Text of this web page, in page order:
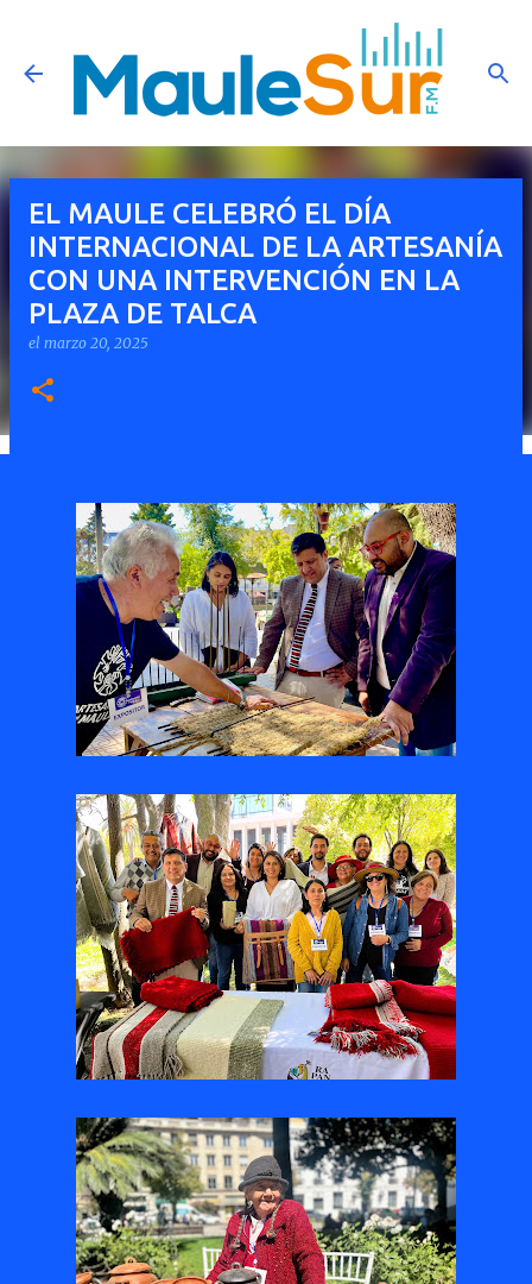
Ir al contenido principal
EL MAULE CELEBRÓ EL DÍA
INTERNACIONAL DE LA ARTESANÍA
CON UNA INTERVENCIÓN EN LA
PLAZA DE TALCA
el marzo 20, 2025